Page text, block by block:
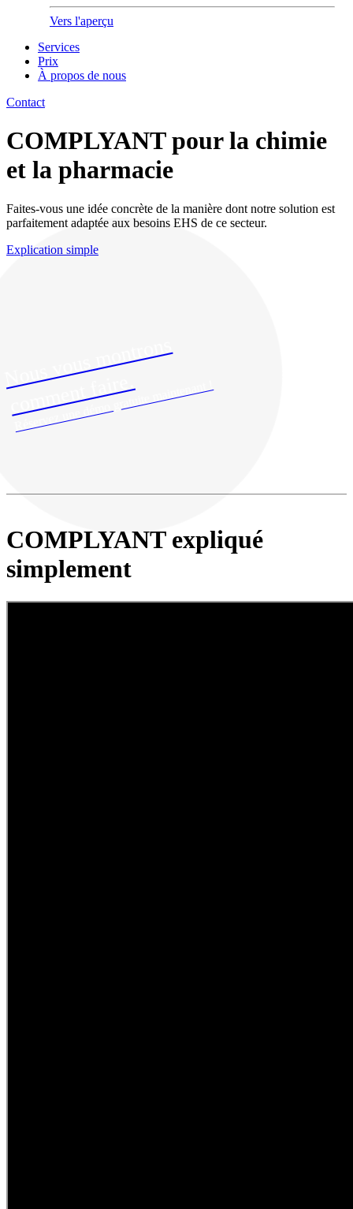
Vers l'aperçu
Services
Prix
À propos de nous
Contact
COMPLYANT pour la chimie
et la pharmacie
Faites-vous une idée concrète de la manière dont notre solution est
parfaitement adaptée aux besoins EHS de ce secteur.
Explication simple
N
o
u
s
v
o
u
s
m
o
ntr
o
n
s
c
o
m
m
e
nt f
air
e.
Réservez une démo gratuite maintenant !
COMPLYANT expliqué
simplement